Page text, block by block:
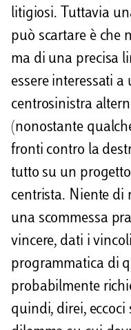
litigiosi. Tuttavia
può scartare è che
ma di una precisa
essere interessati
centrosinistra
(nonostante
fronti contro la
tutto su un
centrista. Niente di
una scommessa
vincere, dati i
programmatica di
probabilmente
quindi, direi,